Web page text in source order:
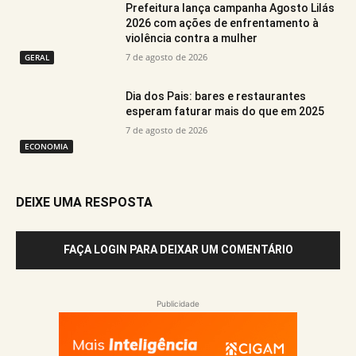
GERAL
Prefeitura lança campanha Agosto Lilás
2026 com ações de enfrentamento à
violência contra a mulher
7 de agosto de 2026
ECONOMIA
Dia dos Pais: bares e restaurantes
esperam faturar mais do que em 2025
7 de agosto de 2026
DEIXE UMA RESPOSTA
FAÇA LOGIN PARA DEIXAR UM COMENTÁRIO
Publicidade